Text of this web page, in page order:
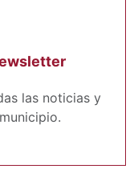
las noticias y